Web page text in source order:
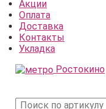
Акции
Оплата
Доставка
Контакты
Укладка
Ростокино